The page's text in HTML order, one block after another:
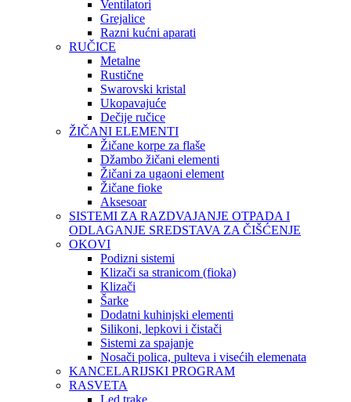
Ventilatori
Grejalice
Razni kućni aparati
RUČICE
Metalne
Rustične
Swarovski kristal
Ukopavajuće
Dečije ručice
ŽIČANI ELEMENTI
Žičane korpe za flaše
Džambo žičani elementi
Žičani za ugaoni element
Žičane fioke
Aksesoar
SISTEMI ZA RAZDVAJANJE OTPADA I
ODLAGANJE SREDSTAVA ZA ČIŠĆENJE
OKOVI
Podizni sistemi
Klizači sa stranicom (fioka)
Klizači
Šarke
Dodatni kuhinjski elementi
Silikoni, lepkovi i čistači
Sistemi za spajanje
Nosači polica, pulteva i visećih elemenata
KANCELARIJSKI PROGRAM
RASVETA